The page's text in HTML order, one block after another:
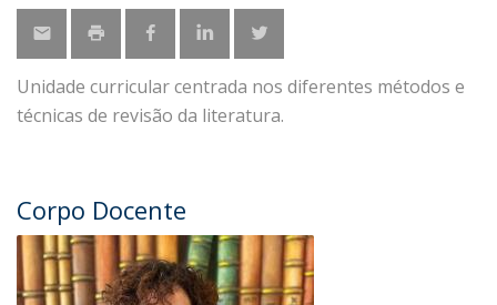
Unidade curricular centrada nos diferentes métodos e
técnicas de revisão da literatura.
Corpo Docente